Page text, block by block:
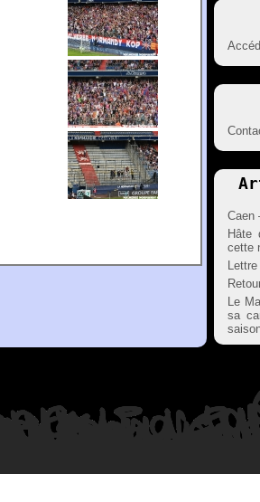
Caen
Hâte
cette
Le
sa